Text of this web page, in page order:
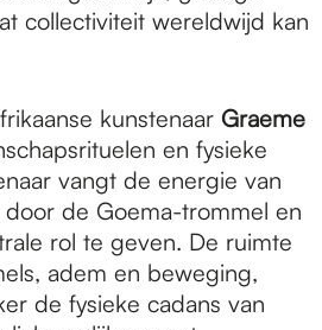
collectiviteit wereldwijd kan
kunstenaar Graeme
en fysieke
vangt de energie van
de Goema-trommel en
rol te geven. De ruimte
adem en beweging,
de fysieke cadans van